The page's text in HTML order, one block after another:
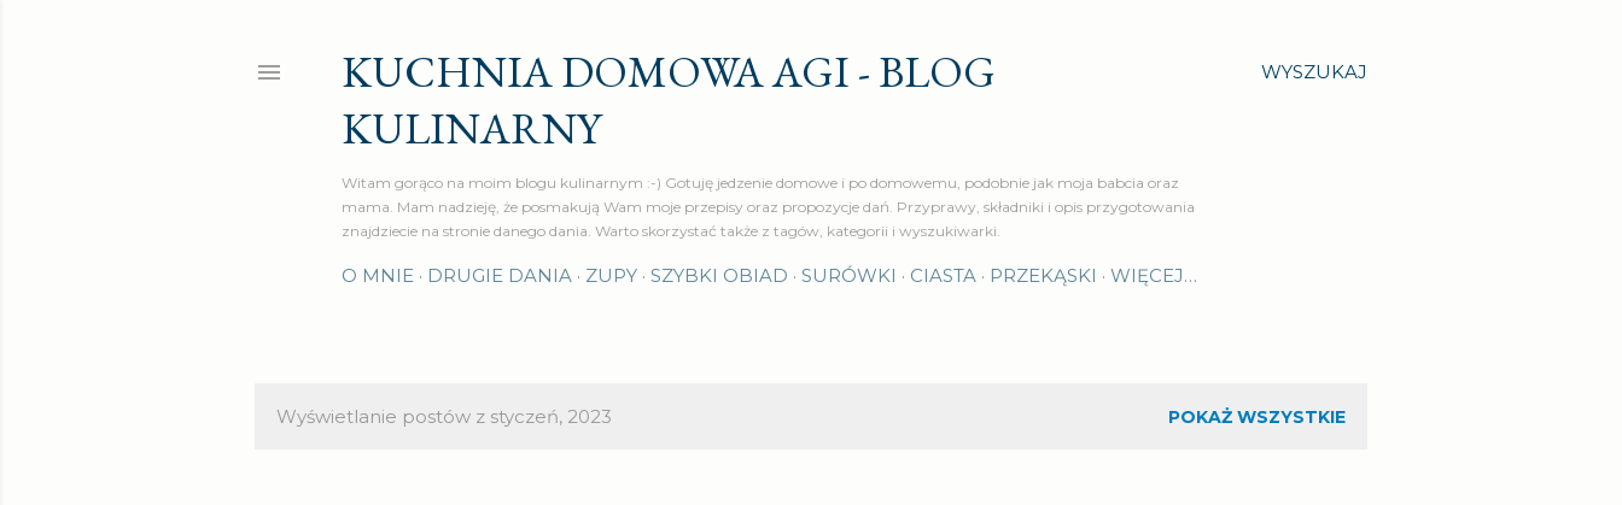
WYSZUKAJ
KUCHNIA DOMOWA AGI - BLOG
KULINARNY
Witam gorąco na moim blogu kulinarnym :-) Gotuję jedzenie domowe i po domowemu, podobnie jak moja babcia oraz
mama. Mam nadzieję, że posmakują Wam moje przepisy oraz propozycje dań. Przyprawy, składniki i opis przygotowania
znajdziecie na stronie danego dania. Warto skorzystać także z tagów, kategorii i wyszukiwarki.
O MNIE DRUGIE DANIA ZUPY SZYBKI OBIAD SURÓWKI CIASTA PRZEKĄSKI WIĘCEJ…
Wyświetlanie postów z styczeń, 2023 POKAŻ WSZYSTKIE